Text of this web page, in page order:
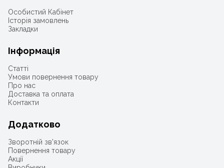
Особистий Кабінет
Історія замовлень
Закладки
Інформація
Статті
Умови повернення товару
Про нас
Доставка та оплата
Контакти
Додатково
Зворотній зв'язок
Повернення товару
Акції